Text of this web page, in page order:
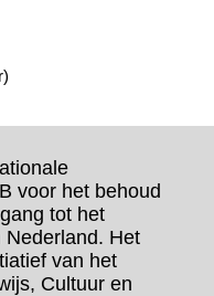
voor het behoud
tot het
Nederland. Het
van het
Cultuur en